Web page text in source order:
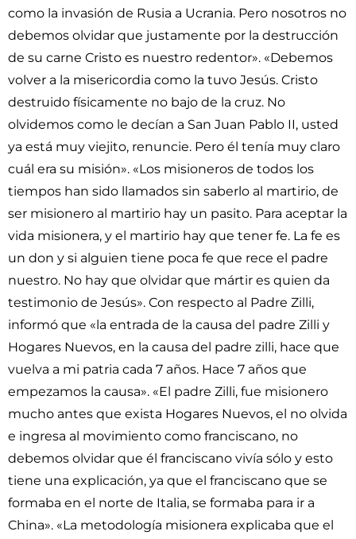
como la invasión de Rusia a Ucrania. Pero nosotros no
debemos olvidar que justamente por la destrucción
de su carne Cristo es nuestro redentor». «Debemos
volver a la misericordia como la tuvo Jesús. Cristo
destruido físicamente no bajo de la cruz. No
olvidemos como le decían a San Juan Pablo II, usted
ya está muy viejito, renuncie. Pero él tenía muy claro
cuál era su misión». «Los misioneros de todos los
tiempos han sido llamados sin saberlo al martirio, de
ser misionero al martirio hay un pasito. Para aceptar la
vida misionera, y el martirio hay que tener fe. La fe es
un don y si alguien tiene poca fe que rece el padre
nuestro. No hay que olvidar que mártir es quien da
testimonio de Jesús». Con respecto al Padre Zilli,
informó que «la entrada de la causa del padre Zilli y
Hogares Nuevos, en la causa del padre zilli, hace que
vuelva a mi patria cada 7 años. Hace 7 años que
empezamos la causa». «El padre Zilli, fue misionero
mucho antes que exista Hogares Nuevos, el no olvida
e ingresa al movimiento como franciscano, no
debemos olvidar que él franciscano vivía sólo y esto
tiene una explicación, ya que el franciscano que se
formaba en el norte de Italia, se formaba para ir a
China». «La metodología misionera explicaba que el